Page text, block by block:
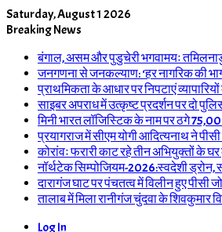
Saturday, August 1 2026
Breaking News
बंगाल, असम और पुडुचेरी भगवामयः
जनगणना से जनकल्याण: ‘हर नागरिक की
प्राथमिकता के आधार पर निपटाएं
साइबर अपराध में उत्कृष्ट प्रदर्शन पर दो
मिनी भारत लॉजिस्टिक के नाम पर ठगे
प्रयागराज में सीएम योगी आदित्यनाथ ने
कोरांवः फरारी काट रहे तीन अभियुक्तों के घर
नॉर्थटेक सिम्पोजियम-2026:स्वदेशी ड्रोन,
दारागंज घाट पर पंचतत्व में विलीन हुए पीसी
तालाब में मिला रानीगंज चुंदवा के शिवकुमार
Log In